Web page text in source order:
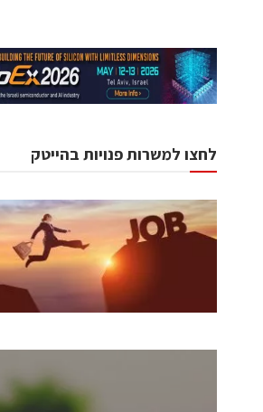
לחצו למשרות פנויות בהייטק